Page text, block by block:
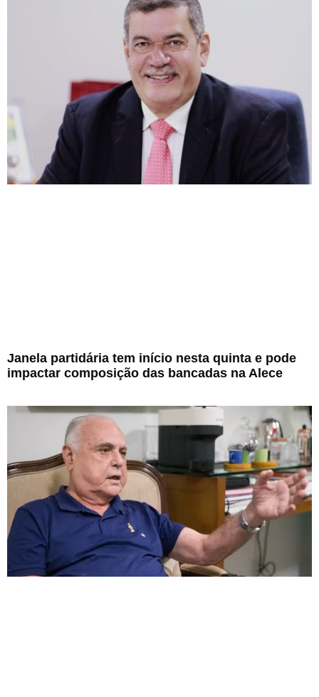
Janela partidária tem início nesta quinta e pode
impactar composição das bancadas na Alece